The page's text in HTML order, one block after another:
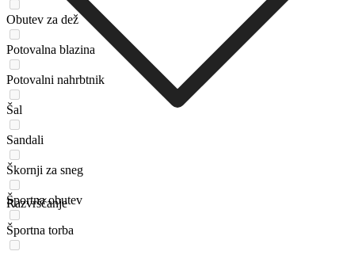
Obutev za dež
Potovalna blazina
Potovalni nahrbtnik
Šal
Sandali
Škornji za sneg
Športna obutev
Športna torba
Razvrščanje